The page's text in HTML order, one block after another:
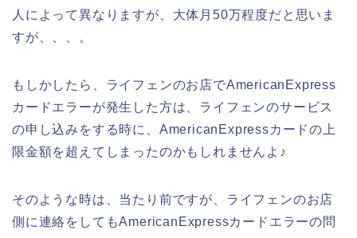
人によって異なりますが、大体月50万程度だと思いま
すが、、、。
もしかしたら、ライフェンのお店でAmericanExpress
カードエラーが発生した方は、ライフェンのサービス
の申し込みをする時に、AmericanExpressカードの上
限金額を超えてしまったのかもしれませんよ♪
そのような時は、当たり前ですが、ライフェンのお店
側に連絡をしてもAmericanExpressカードエラーの問